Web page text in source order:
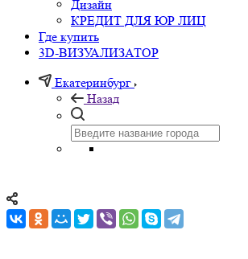
Дизайн
КРЕДИТ ДЛЯ ЮР ЛИЦ
Где купить
3D-ВИЗУАЛИЗАТОР
Екатеринбург
Назад